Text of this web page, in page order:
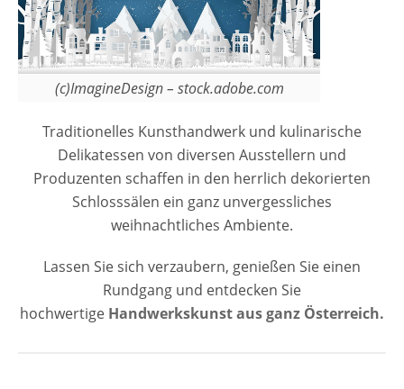
(c)ImagineDesign – stock.adobe.com
Traditionelles Kunsthandwerk und kulinarische
Delikatessen von diversen Ausstellern und
Produzenten schaffen in den herrlich dekorierten
Schlosssälen ein ganz unvergessliches
weihnachtliches Ambiente.
Lassen Sie sich verzaubern, genießen Sie einen
Rundgang und entdecken Sie
hochwertige Handwerkskunst aus ganz Österreich.